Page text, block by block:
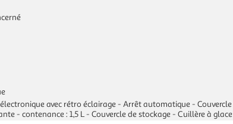
avec rétro éclairage - Arrêt automatique -
- contenance : 1,5 L - Couvercle de stockage - Cuillère à